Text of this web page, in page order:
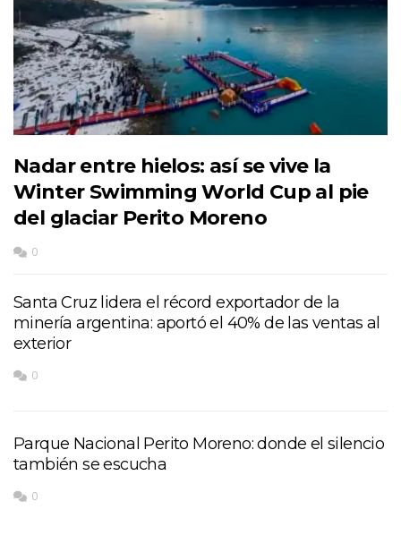
Nadar entre hielos: así se vive la
Winter Swimming World Cup al pie
del glaciar Perito Moreno
0
Santa Cruz lidera el récord exportador de la
minería argentina: aportó el 40% de las ventas al
exterior
0
Parque Nacional Perito Moreno: donde el silencio
también se escucha
0